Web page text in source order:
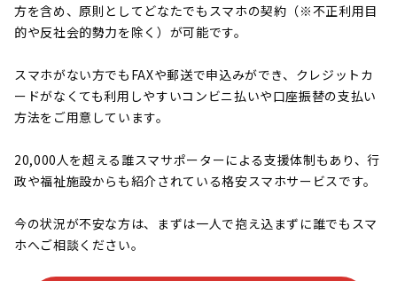
方を含め、原則としてどなたでもスマホの契約（※不正利用目
的や反社会的勢力を除く）が可能です。
スマホがない方でもFAXや郵送で申込みができ、クレジットカ
ードがなくても利用しやすいコンビニ払いや口座振替の支払い
方法をご用意しています。
20,000人を超える誰スマサポーターによる支援体制もあり、行
政や福祉施設からも紹介されている格安スマホサービスです。
今の状況が不安な方は、まずは一人で抱え込まずに誰でもスマ
ホへご相談ください。